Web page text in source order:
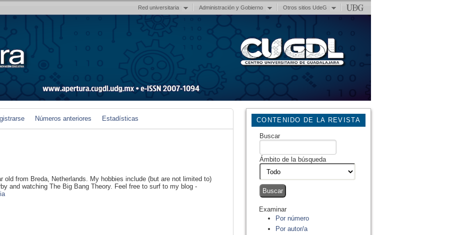
Red universitaria Administración y Gobierno Otros sitios UdeG
CONTENIDO DE LA REVISTA
Buscar
Ámbito de la búsqueda
Examinar
Por número
Por autor/a
Números anteriores Estadísticas
old from Breda, Netherlands. My hobbies include (but are not limited to)
and watching The Big Bang Theory. Feel free to surf to my blog -